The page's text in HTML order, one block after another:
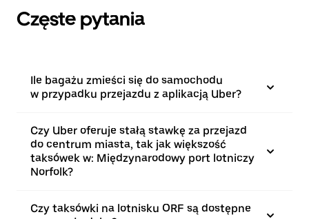
Częste pytania
Ile bagażu zmieści się do samochodu
w przypadku przejazdu z aplikacją Uber?
Czy Uber oferuje stałą stawkę za przejazd
do centrum miasta, tak jak większość
taksówek w: Międzynarodowy port lotniczy
Norfolk?
Czy taksówki na lotnisku ORF są dostępne